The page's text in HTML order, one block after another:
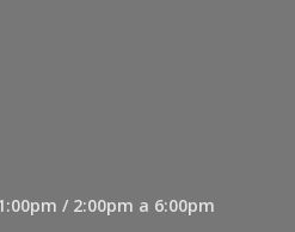
/ 2:00pm a 6:00pm